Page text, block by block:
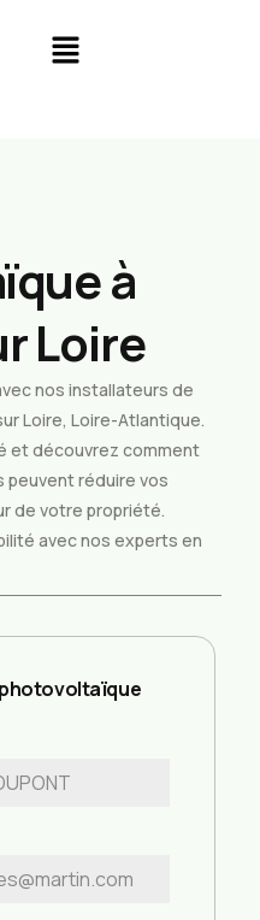
à
Loire
nos installateurs de
Loire, Loire-Atlantique.
et découvrez comment
réduire vos
de votre propriété.
avec nos experts en